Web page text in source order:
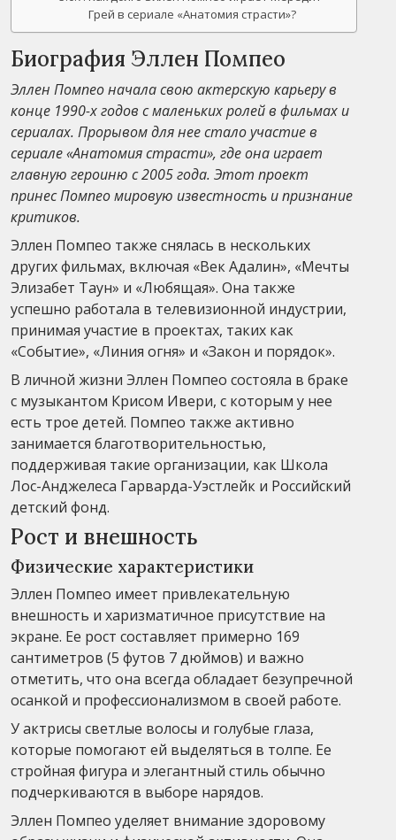
Грей в сериале «Анатомия страсти»?
Биография Эллен Помпео
Эллен Помпео начала свою актерскую карьеру в
конце 1990-х годов с маленьких ролей в фильмах и
сериалах. Прорывом для нее стало участие в
сериале «Анатомия страсти», где она играет
главную героиню с 2005 года. Этот проект
принес Помпео мировую известность и признание
критиков.
Эллен Помпео также снялась в нескольких
других фильмах, включая «Век Адалин», «Мечты
Элизабет Таун» и «Любящая». Она также
успешно работала в телевизионной индустрии,
принимая участие в проектах, таких как
«Событие», «Линия огня» и «Закон и порядок».
В личной жизни Эллен Помпео состояла в браке
с музыкантом Крисом Ивери, с которым у нее
есть трое детей. Помпео также активно
занимается благотворительностью,
поддерживая такие организации, как Школа
Лос-Анджелеса Гарварда-Уэстлейк и Российский
детский фонд.
Рост и внешность
Физические характеристики
Эллен Помпео имеет привлекательную
внешность и харизматичное присутствие на
экране. Ее рост составляет примерно 169
сантиметров (5 футов 7 дюймов) и важно
отметить, что она всегда обладает безупречной
осанкой и профессионализмом в своей работе.
У актрисы светлые волосы и голубые глаза,
которые помогают ей выделяться в толпе. Ее
стройная фигура и элегантный стиль обычно
подчеркиваются в выборе нарядов.
Эллен Помпео уделяет внимание здоровому